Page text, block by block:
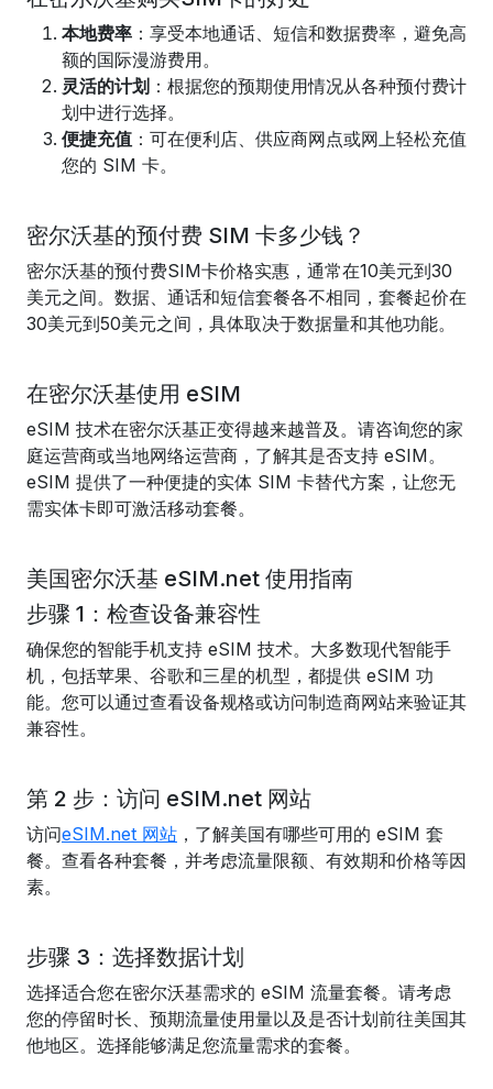
本地费率 ：享受本地通话、短信和数据费率，避免高
额的国际漫游费用。
灵活的计划 ：根据您的预期使用情况从各种预付费计
划中进行选择。
便捷充值 ：可在便利店、供应商网点或网上轻松充值
您的 SIM 卡。
密尔沃基的预付费 SIM 卡多少钱？
密尔沃基的预付费SIM卡价格实惠，通常在10美元到30
美元之间。数据、通话和短信套餐各不相同，套餐起价在
30美元到50美元之间，具体取决于数据量和其他功能。
在密尔沃基使用 eSIM
eSIM 技术在密尔沃基正变得越来越普及。请咨询您的家
庭运营商或当地网络运营商，了解其是否支持 eSIM。
eSIM 提供了一种便捷的实体 SIM 卡替代方案，让您无
需实体卡即可激活移动套餐。
美国密尔沃基 eSIM.net 使用指南
步骤 1：检查设备兼容性
确保您的智能手机支持 eSIM 技术。大多数现代智能手
机，包括苹果、谷歌和三星的机型，都提供 eSIM 功
能。您可以通过查看设备规格或访问制造商网站来验证其
兼容性。
第 2 步：访问 eSIM.net 网站
访问eSIM.net 网站 ，了解美国有哪些可用的 eSIM 套
餐。查看各种套餐，并考虑流量限额、有效期和价格等因
素。
步骤 3：选择数据计划
选择适合您在密尔沃基需求的 eSIM 流量套餐。请考虑
您的停留时长、预期流量使用量以及是否计划前往美国其
他地区。选择能够满足您流量需求的套餐。